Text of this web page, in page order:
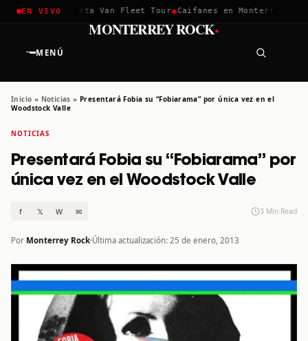
EN VIVO
2026 ✱Greta Van Fleet Tour✱Caifanes en Monterrey · 12
MENÚ
MONTERREY ROCK·
Inicio » Noticias » Presentará Fobia su “Fobiarama” por única vez en el
Woodstock Valle
NOTICIAS
Presentará Fobia su “Fobiarama” por
única vez en el Woodstock Valle
f 𝕏 W ✉ 3 Min Read
Por Monterrey Rock Última actualización: 25 de enero, 2013